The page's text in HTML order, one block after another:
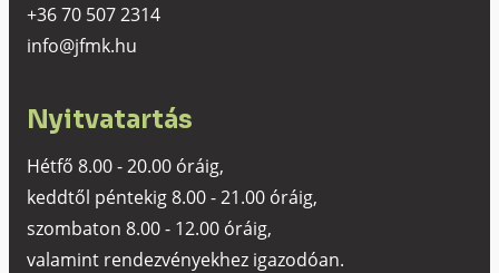
+36 70 507 2314
info@jfmk.hu
Nyitvatartás
Hétfő 8.00 - 20.00 óráig,
keddtől péntekig 8.00 - 21.00 óráig,
szombaton 8.00 - 12.00 óráig,
valamint rendezvényekhez igazodóan.